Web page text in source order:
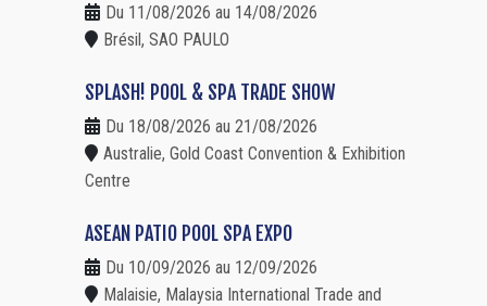
Du 11/08/2026 au 14/08/2026
Brésil, SAO PAULO
SPLASH! POOL & SPA TRADE SHOW
Du 18/08/2026 au 21/08/2026
Australie, Gold Coast Convention & Exhibition
Centre
ASEAN PATIO POOL SPA EXPO
Du 10/09/2026 au 12/09/2026
Malaisie, Malaysia International Trade and